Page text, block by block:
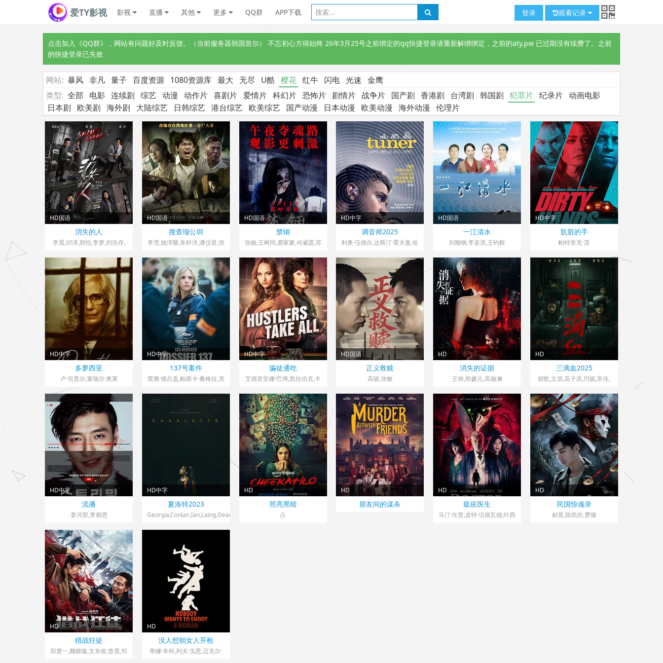
爱TY影视 影视 直播 其他 更多 QQ群 APP下载 登录 观看记录
点击加入《QQ群》
，网站有问题好及时反馈。（当前服务器韩国首尔） 不忘初心方得始终 26年3月25号之前绑定的qq快捷登录请重新解绑绑定，之前的aty.pw 已过期没有续费了。之前
的快捷登录已失效
网站: 暴风 非凡 量子 百度资源 1080资源库 最大 无尽 U酷 樱花 红牛 闪电 光速 金鹰
类型: 全部 电影 连续剧 综艺 动漫 动作片 喜剧片 爱情片 科幻片 恐怖片 剧情片 战争片 国产剧 香港剧 台湾剧 韩国剧 犯罪片 纪录片 动画电影
日本剧
欧美剧 海外剧 大陆综艺 日韩综艺 港台综艺 欧美综艺 国产动漫 日本动漫 欧美动漫 海外动漫 伦理片
HD国语
中国大陆> 犯罪片
2026 导演：程伟豪
消失的人
李晨,邱泽,郑恺,李梦,刘浩存,
滕哲,黄小蕾,张琪,冯兵,姜妍,
毕雯珺,冯雪雅,汤心一
HD国语
中国台湾> 犯罪片
2025 导演：赖俊羽
搜查瑠公圳
李雪,姚淳耀,朱轩洋,潘仪君,张
真,吴卓源
HD国语
中国大陆> 犯罪片
2017 导演：吴亮
禁锢
张杨,王树同,鹿家豪,何威霆,苏
HD中字
加拿大 / 美国> 犯罪片
2026 导演：,丹尼尔·罗赫
调音师2025
利奥·伍德尔,达斯汀·霍夫曼,哈
舒,Nissan,Sakira,Gil,Cohen,
让·雷诺
HD国语
中国大陆> 犯罪片
2024 导演：张毅
一江清水
刘顺钢,李姿淇,王钧毅
HD中字
美国> 犯罪片
2026 导演：
肮脏的手
帕特里克·茂
理查兹,迈克尔·比奇,盖·纳尔杜
利,Wes,McGee,约翰·沃尔曼,
HD中字
美国> 犯罪片
2025 导演：查德·菲林
多萝西亚
卢·坦普尔,塞瑞尔·奥莱
利,Ginger·Lynn
HD中字
法国> 犯罪片
2025 导演：多米尼克·摩尔
137号案件
蕾雅·德吕盖,帕斯卡·桑格拉,克
伦斯·维亚拉,海伦·亚历山德里
迪斯,Solan,Machado,Graner,
安东尼娅·布雷西,杰纳维夫·马
奇,Christian,Sinniger,Sandra,Colombo,C?
涅,Mathilde,Riu,雅尼克·莫泽
尔,古斯拉姬·马兰达,戈捷·巴图
埃,Laurent,Bozzi,亚历珊德拉·
耶尔马克,斯蒂文·德里森
HD中字
美国> 犯罪片
2024 导演：迪伦·沃克斯
骗徒通吃
艾德里安娜·巴博,凯拉伯克,卡
HD国语
大陆> 犯罪片
2026 导演：轩祥杰,韩兮
正义救赎
高骏,张敏
HD
中国大陆> 犯罪片
2026 导演：何侯擇
消失的证据
王帅,郑媛元,高迦澜
HD
中国大陆> 犯罪片
2025 导演：康博
三滴血2025
胡歌,文淇,高子淇,闫妮,宋佳,
娅,马迎春,张奕聪,王悦伊,张本
煜,汪铎,刘千慈
HD中字
韩国> 犯罪片
2025 导演：赵长浩
流播
姜河那,李都恩
HD中字
英国> 犯罪片
2023 导演：Georgia,Conlan
夏洛特2023
Georgia,Conlan,Ian,Laing,Dean,Kilbey
HD
印度> 犯罪片照亮黑暗
占
HD
美国> 犯罪片朋友间的谋杀
HD
英国> 犯罪片
2026 导演：Ben,Fortune
瘟疫医生
马汀·坎普,皮特·伍德瓦德,叶西
HD
中国大陆> 犯罪片
2026 导演：雷影
民国惊魂录
郝普,陈凯欣,曹璐
HD
中国大陆> 犯罪片
2026 导演：关东杰
猎战狂徒
郑楚一,魏晓璇,文东俊,曾晨,邹
HD
美国> 犯罪片
2024 导演：凯莉·安·恩莱特
没人想朝女人开枪
蒂娜·本科,列夫·戈恩,迈克尔·